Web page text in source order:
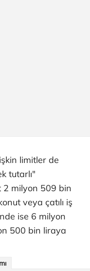
limitler de
tutarlı"
2 milyon 509 bin
veya çatılı iş
ise 6 milyon
500 bin liraya